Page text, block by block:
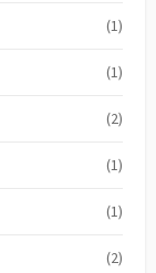
(1)
(1)
(2)
(1)
(1)
(2)